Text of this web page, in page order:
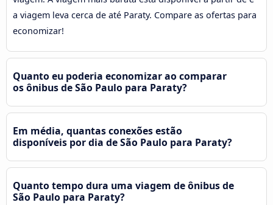
a viagem leva cerca de até Paraty. Compare as ofertas para
economizar!
Quanto eu poderia economizar ao comparar
os ônibus de São Paulo para Paraty?
Em média, quantas conexões estão
disponíveis por dia de São Paulo para Paraty?
Quanto tempo dura uma viagem de ônibus de
São Paulo para Paraty?